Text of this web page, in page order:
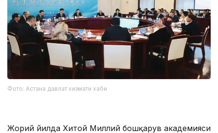
Фото: Астана давлат хизмати хаби
Жорий йилда Хитой Миллий бошқарув академияси